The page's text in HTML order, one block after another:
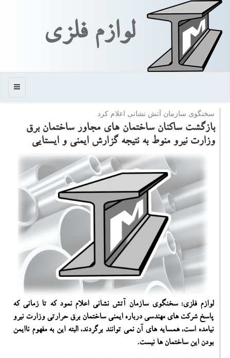
لوازم فلزی
منو
سخنگوی سازمان آتش نشانی اعلام كرد
بازگشت ساكنان ساختمان های مجاور ساختمان برق
وزارت نیرو منوط به نتیجه گزارش ایمنی و ایستایی
لوازم فلزی: سخنگوی سازمان آتش نشانی اعلام نمود كه تا زمانی كه
پاسخ شركت های مهندسی درباره ایمنی ساختمان برق حرارتی وزارت نیرو
نیامده است، همسایه های آن نمی توانند برگردند، البته این به مفهوم ناایمن
بودن این ساختمان ها نیست.